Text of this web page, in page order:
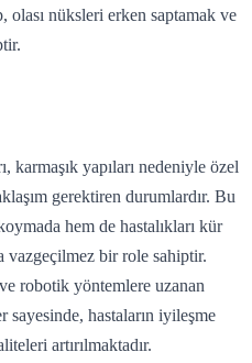
nüksleri erken saptamak ve
karmaşık yapıları nedeniyle özel
gerektiren durumlardır. Bu
hem de hastalıkları kür
vazgeçilmez bir role sahiptir.
robotik yöntemlere uzanan
hastaların iyileşme
artırılmaktadır.